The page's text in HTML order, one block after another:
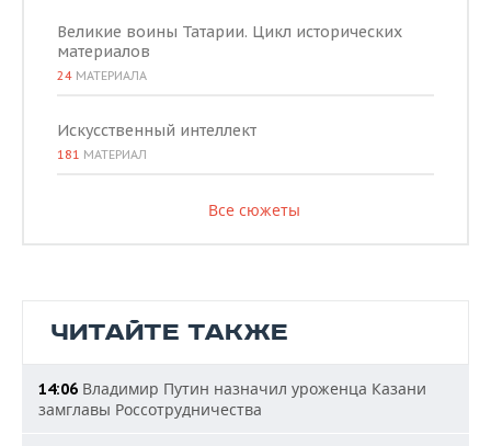
Великие воины Татарии. Цикл исторических
материалов
24 МАТЕРИАЛА
Искусственный интеллект
181 МАТЕРИАЛ
Все сюжеты
ЧИТАЙТЕ ТАКЖЕ
14:06 Владимир Путин назначил уроженца Казани
замглавы Россотрудничества